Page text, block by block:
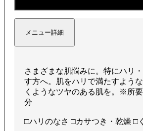
メニュー詳細
さまざまな肌悩みに。特にハリ
す方へ。肌をハリで満たすよう
くようなツヤのある肌を。※所
分
□ハリのなさ □カサつき・乾燥 □